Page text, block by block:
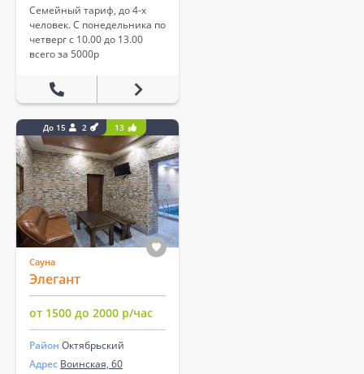
Семейный тариф, до 4-х
человек. С понедельника по
четверг с 10.00 до 13.00
всего за 5000р
До 15 2 13
Сауна
Элегант
от 1500 до 2000 р/час
Район Октябрьский
Адрес Воинская, 60